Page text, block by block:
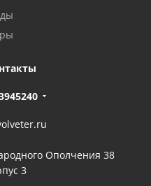
Ополчения 38
3